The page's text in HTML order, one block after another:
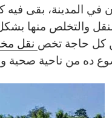
في المدينة، بقى
والتخلص منها
كل حاجة تخص نقل
ده من ناحية صحية